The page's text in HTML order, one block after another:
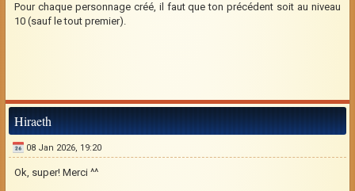
Pour chaque personnage créé, il faut que ton précédent soit au niveau
10 (sauf le tout premier).
Hiraeth
08 Jan 2026, 19:20
Ok, super! Merci ^^